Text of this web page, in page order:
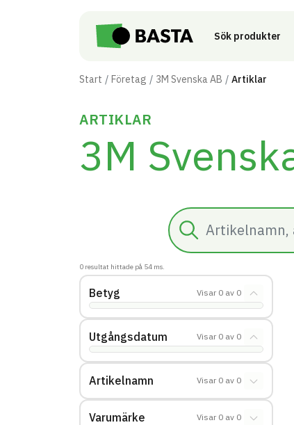
Sök produkter
Start Företag 3M Svenska AB Artiklar
ARTIKLAR
3M
Sök
0 resultat hittade på 54 ms.
Betyg Visar 0 av 0
Utgångsdatum Visar 0 av 0
Artikelnamn Visar 0 av 0
Varumärke Visar 0 av 0